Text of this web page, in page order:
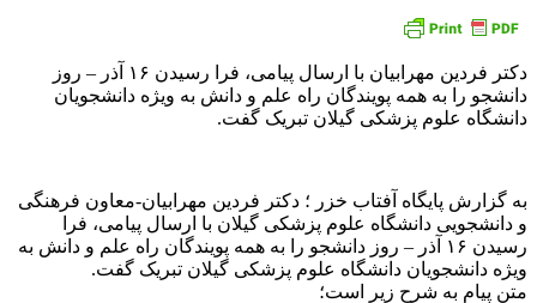
دکتر فردین مهرابیان با ارسال پیامی، فرا رسیدن ۱۶ آذر – روز
دانشجو را به همه‌ پویندگان راه علم و دانش به ویژه دانشجویان
دانشگاه علوم پزشکی گیلان تبریک گفت.
به گزارش پایگاه آفتاب خزر ؛ دکتر فردین مهرابیان-معاون فرهنگی
و دانشجویی دانشگاه علوم پزشکی گیلان با ارسال پیامی، فرا
رسیدن ۱۶ آذر – روز دانشجو را به همه‌ پویندگان راه علم و دانش به
ویژه دانشجویان دانشگاه علوم پزشکی گیلان تبریک گفت.
متن پیام به شرح زیر است؛